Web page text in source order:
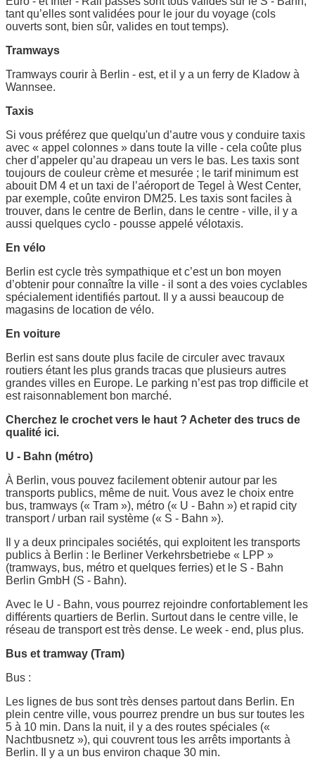
tant qu’elles sont validées pour le jour du voyage (cols
ouverts sont, bien sûr, valides en tout temps).
Tramways
Tramways courir à Berlin - est, et il y a un ferry de Kladow à
Wannsee.
Taxis
Si vous préférez que quelqu'un d’autre vous y conduire taxis
avec « appel colonnes » dans toute la ville - cela coûte plus
cher d’appeler qu’au drapeau un vers le bas. Les taxis sont
toujours de couleur crème et mesurée ; le tarif minimum est
abouit DM 4 et un taxi de l’aéroport de Tegel à West Center,
par exemple, coûte environ DM25. Les taxis sont faciles à
trouver, dans le centre de Berlin, dans le centre - ville, il y a
aussi quelques cyclo - pousse appelé vélotaxis.
En vélo
Berlin est cycle très sympathique et c’est un bon moyen
d’obtenir pour connaître la ville - il sont a des voies cyclables
spécialement identifiés partout. Il y a aussi beaucoup de
magasins de location de vélo.
En voiture
Berlin est sans doute plus facile de circuler avec travaux
routiers étant les plus grands tracas que plusieurs autres
grandes villes en Europe. Le parking n’est pas trop difficile et
est raisonnablement bon marché.
Cherchez le crochet vers le haut ? Acheter des trucs de
qualité ici.
U - Bahn (métro)
À Berlin, vous pouvez facilement obtenir autour par les
transports publics, même de nuit. Vous avez le choix entre
bus, tramways (« Tram »), métro (« U - Bahn ») et rapid city
transport / urban rail système (« S - Bahn »).
Il y a deux principales sociétés, qui exploitent les transports
publics à Berlin : le Berliner Verkehrsbetriebe « LPP »
(tramways, bus, métro et quelques ferries) et le S - Bahn
Berlin GmbH (S - Bahn).
Avec le U - Bahn, vous pourrez rejoindre confortablement les
différents quartiers de Berlin. Surtout dans le centre ville, le
réseau de transport est très dense. Le week - end, plus plus.
Bus et tramway (Tram)
Bus :
Les lignes de bus sont très denses partout dans Berlin. En
plein centre ville, vous pourrez prendre un bus sur toutes les
5 à 10 min. Dans la nuit, il y a des routes spéciales («
Nachtbusnetz »), qui couvrent tous les arrêts importants à
Berlin. Il y a un bus environ chaque 30 min.